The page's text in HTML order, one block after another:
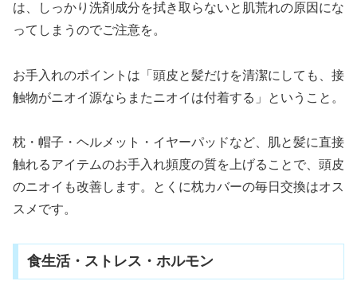
は、しっかり洗剤成分を拭き取らないと肌荒れの原因にな
ってしまうのでご注意を。
お手入れのポイントは「頭皮と髪だけを清潔にしても、接
触物がニオイ源ならまたニオイは付着する」ということ。
枕・帽子・ヘルメット・イヤーパッドなど、肌と髪に直接
触れるアイテムのお手入れ頻度の質を上げることで、頭皮
のニオイも改善します。とくに枕カバーの毎日交換はオス
スメです。
食生活・ストレス・ホルモン